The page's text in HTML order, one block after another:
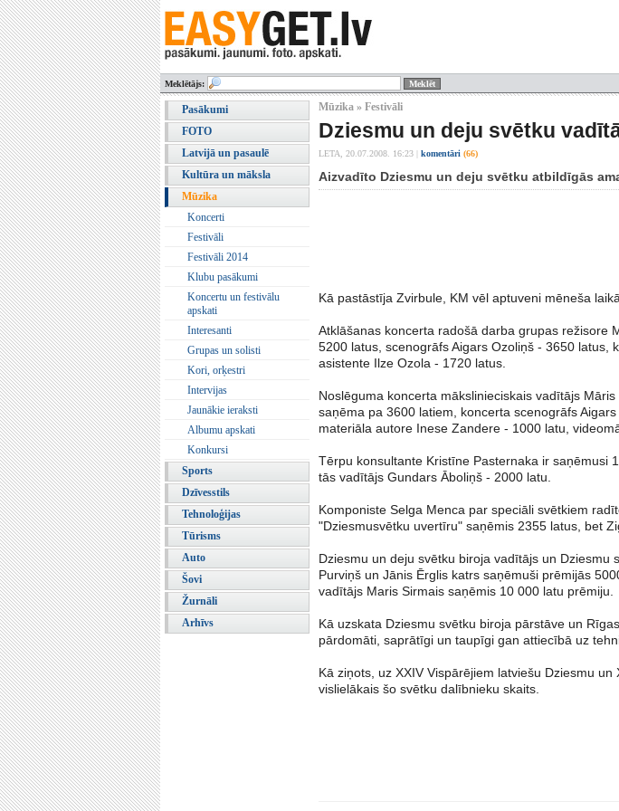
Meklētājs:
Pasākumi
FOTO
Latvijā un pasaulē
Kultūra un māksla
Mūzika
Koncerti
Festivāli
Festivāli 2014
Klubu pasākumi
Koncertu un festivālu
apskati
Interesanti
Grupas un solisti
Kori, orķestri
Intervijas
Jaunākie ieraksti
Albumu apskati
Konkursi
Sports
Dzīvesstils
Tehnoloģijas
Tūrisms
Auto
Šovi
Žurnāli
Arhīvs
Mūzika » Festivāli
Dziesmu un deju svētku
LETA, 20.07.2008. 16:23 komentāri (66)
Aizvadīto Dziesmu un deju svētku atbildīgās
Kā pastāstīja Zvirbule, KM vēl aptuveni mēneša
Atklāšanas koncerta radošā darba grupas režisore
5200 latus, scenogrāfs Aigars Ozoliņš - 3650 latus,
asistente Ilze Ozola - 1720 latus.
Noslēguma koncerta mākslinieciskais vadītājs
saņēma pa 3600 latiem, koncerta scenogrāfs
materiāla autore Inese Zandere - 1000 latu,
Tērpu konsultante Kristīne Pasternaka ir saņēmusi
tās vadītājs Gundars Āboliņš - 2000 latu.
Komponiste Selga Menca par speciāli svētkiem
"Dziesmusvētku uvertīru" saņēmis 2355 latus, bet
Dziesmu un deju svētku biroja vadītājs un
Purviņš un Jānis Ērglis katrs saņēmuši prēmijās
vadītājs Maris Sirmais saņēmis 10 000 latu prēmiju.
Kā uzskata Dziesmu svētku biroja pārstāve un
pārdomāti, saprātīgi un taupīgi gan attiecībā uz
Kā ziņots, uz XXIV Vispārējiem latviešu Dziesmu
vislielākais šo svētku dalībnieku skaits.